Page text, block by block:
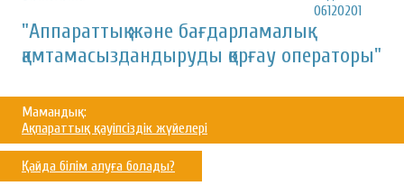
06120201
"Аппараттық және бағдарламалық
қамтамасыздандыруды қорғау операторы"
Мамандық:
Ақпараттық қауіпсіздік жүйелері
Қайда білім алуға болады?